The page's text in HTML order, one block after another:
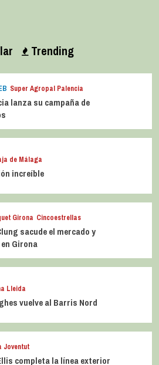
Trending
Super Agropal Palencia
lanza su campaña de
de Málaga
increíble
Girona Cincoestrellas
sacude el mercado y
Girona
Lleida
vuelve al Barris Nord
Joventut
completa la línea exterior